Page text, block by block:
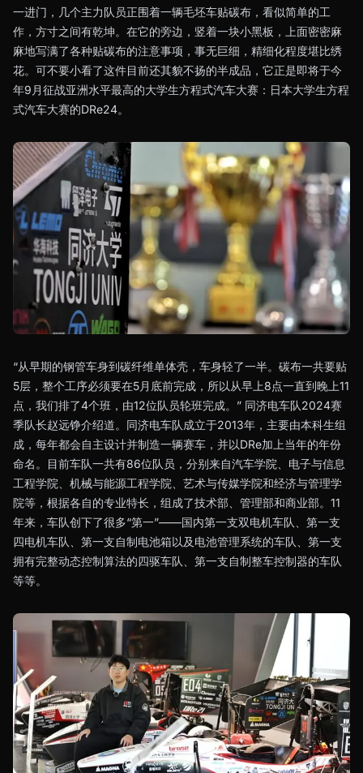
一进门，几个主力队员正围着一辆毛坯车贴碳布，看似简单的工
作，方寸之间有乾坤。在它的旁边，竖着一块小黑板，上面密密麻
麻地写满了各种贴碳布的注意事项，事无巨细，精细化程度堪比绣
花。可不要小看了这件目前还其貌不扬的半成品，它正是即将于今
年9月征战亚洲水平最高的大学生方程式汽车大赛：日本大学生方程
式汽车大赛的DRe24。
“从早期的钢管车身到碳纤维单体壳，车身轻了一半。碳布一共要贴
5层，整个工序必须要在5月底前完成，所以从早上8点一直到晚上11
点，我们排了4个班，由12位队员轮班完成。” 同济电车队2024赛
季队长赵远铮介绍道。同济电车队成立于2013年，主要由本科生组
成，每年都会自主设计并制造一辆赛车，并以DRe加上当年的年份
命名。目前车队一共有86位队员，分别来自汽车学院、电子与信息
工程学院、机械与能源工程学院、艺术与传媒学院和经济与管理学
院等，根据各自的专业特长，组成了技术部、管理部和商业部。11
年来，车队创下了很多“第一”——国内第一支双电机车队、第一支
四电机车队、第一支自制电池箱以及电池管理系统的车队、第一支
拥有完整动态控制算法的四驱车队、第一支自制整车控制器的车队
等等。